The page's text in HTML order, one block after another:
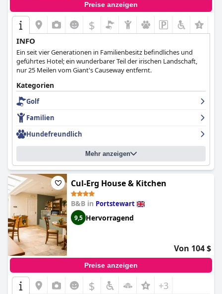
Preise anzeigen
$
INFO
Ein seit vier Generationen in Familienbesitz befindliches und
geführtes Hotel; ein wunderbarer Teil der irischen Landschaft,
nur 25 Meilen vom Giant's Causeway entfernt.
Kategorien
Golf
Familien
Hundefreundlich
Mehr anzeigen
Cul-Erg House & Kitchen
B&B in Portstewart
9,5 Hervorragend
Von 104 $
Preise anzeigen
$ +3